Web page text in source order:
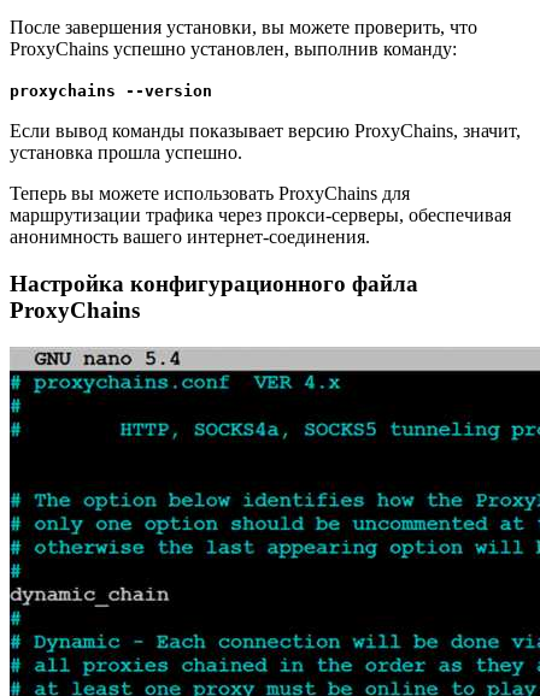
После завершения установки, вы можете проверить, что
ProxyChains успешно установлен, выполнив команду:
proxychains --version
Если вывод команды показывает версию ProxyChains, значит,
установка прошла успешно.
Теперь вы можете использовать ProxyChains для
маршрутизации трафика через прокси-серверы, обеспечивая
анонимность вашего интернет-соединения.
Настройка конфигурационного файла
ProxyChains